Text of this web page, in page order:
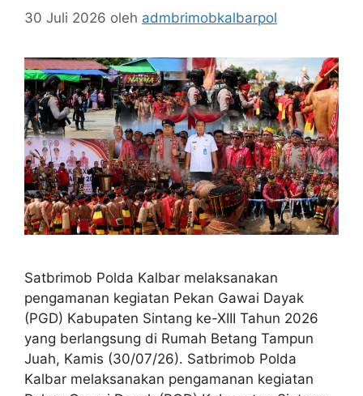
30 Juli 2026 oleh admbrimobkalbarpol
Satbrimob Polda Kalbar melaksanakan
pengamanan kegiatan Pekan Gawai Dayak
(PGD) Kabupaten Sintang ke-XIII Tahun 2026
yang berlangsung di Rumah Betang Tampun
Juah, Kamis (30/07/26). Satbrimob Polda
Kalbar melaksanakan pengamanan kegiatan